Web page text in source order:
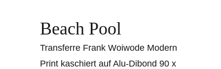
Beach Pool
Transferre Frank Woiwode Modern
Print kaschiert auf Alu-Dibond 90 x